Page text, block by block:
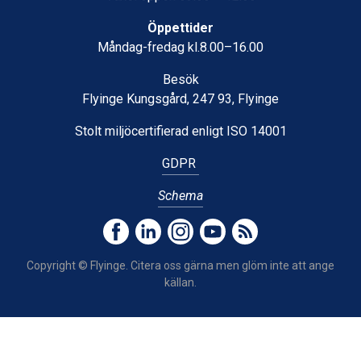
Öppettider
Måndag-fredag kl.8.00–16.00
Besök
Flyinge Kungsgård, 247 93, Flyinge
Stolt miljöcertifierad enligt ISO 14001
GDPR
Schema
Copyright © Flyinge. Citera oss gärna men glöm inte att ange
källan.